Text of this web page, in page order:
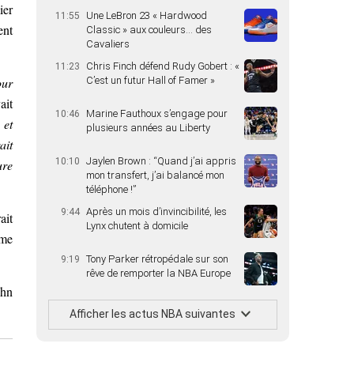
et
11:55
Une LeBron 23 « Hardwood
Classic » aux couleurs… des
Cavaliers
11:23
Chris Finch défend Rudy Gobert : «
C’est un futur Hall of Famer »
10:46
Marine Fauthoux s’engage pour
plusieurs années au Liberty
10:10
Jaylen Brown : “Quand j’ai appris
mon transfert, j’ai balancé mon
téléphone !”
9:44 Après un mois d’invincibilité, les
Lynx chutent à domicile
9:19
Tony Parker rétropédale sur son
rêve de remporter la NBA Europe
Afficher les actus NBA suivantes